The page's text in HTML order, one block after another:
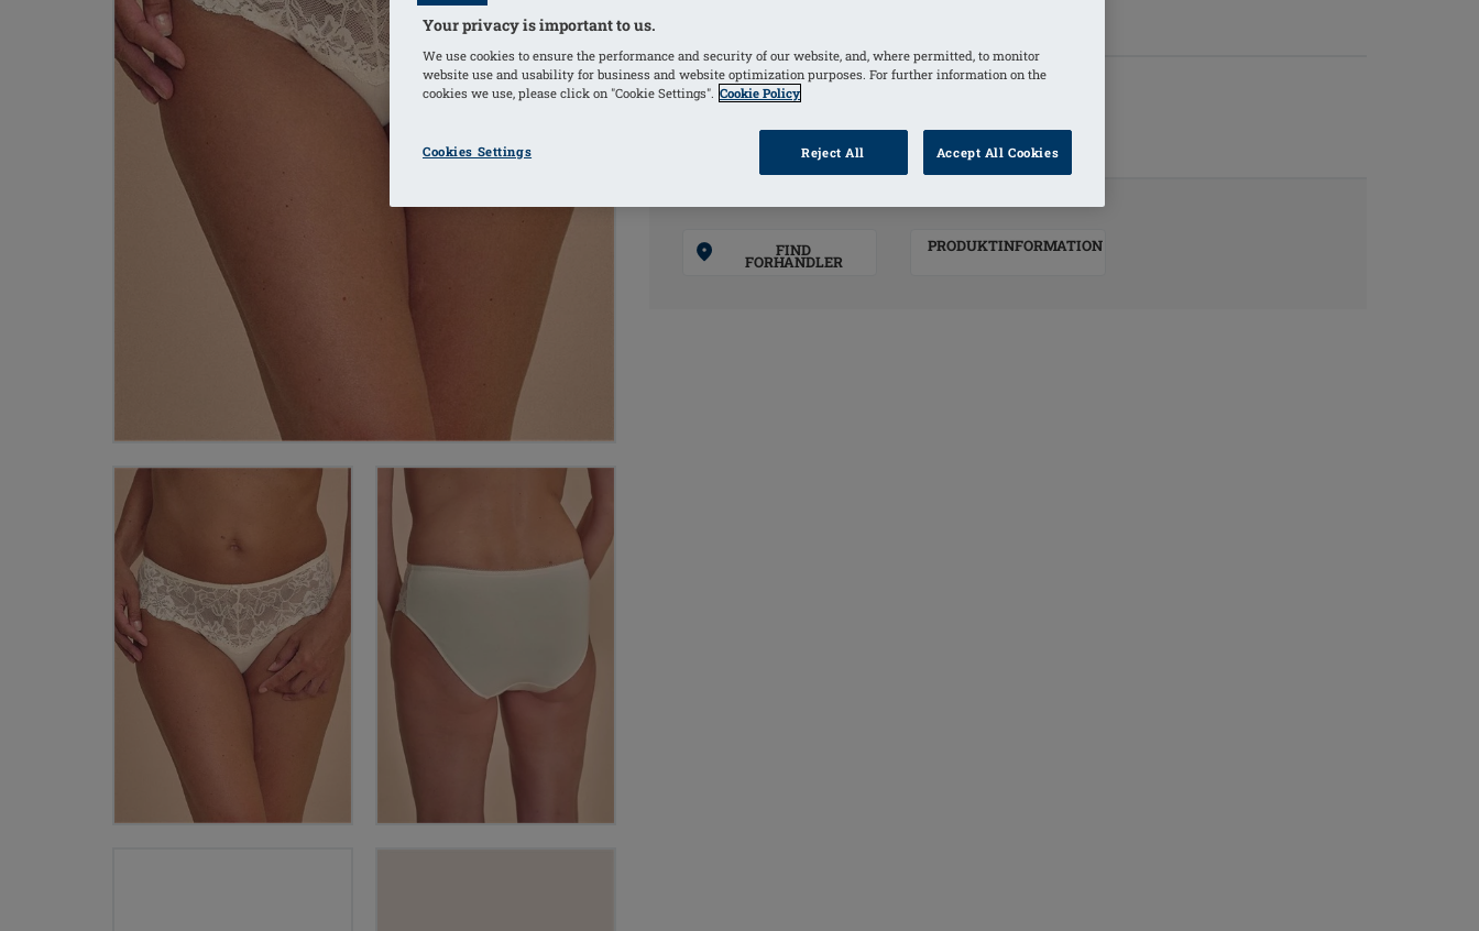
FARVER
Off-White(Valgte)
FIND
FORHANDLER
PRODUKTINFORMATION
Your privacy is important to us.
We use cookies to ensure the performance and security of our website, and, where permitted, to monitor
website use and usability for business and website optimization purposes. For further information on the
cookies we use, please click on "Cookie Settings". Cookie Policy
Cookies Settings Reject All Accept All Cookies